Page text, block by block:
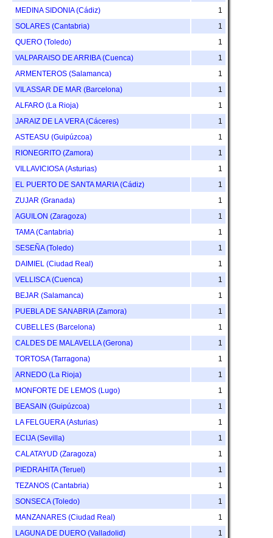
MEDINA SIDONIA (Cádiz)
1
SOLARES (Cantabria)
1
QUERO (Toledo)
1
VALPARAISO DE ARRIBA (Cuenca)
1
ARMENTEROS (Salamanca)
1
VILASSAR DE MAR (Barcelona)
1
ALFARO (La Rioja)
1
JARAIZ DE LA VERA (Cáceres)
1
ASTEASU (Guipúzcoa)
1
RIONEGRITO (Zamora)
1
VILLAVICIOSA (Asturias)
1
EL PUERTO DE SANTA MARIA (Cádiz)
1
ZUJAR (Granada)
1
AGUILON (Zaragoza)
1
TAMA (Cantabria)
1
SESEÑA (Toledo)
1
DAIMIEL (Ciudad Real)
1
VELLISCA (Cuenca)
1
BEJAR (Salamanca)
1
PUEBLA DE SANABRIA (Zamora)
1
CUBELLES (Barcelona)
1
CALDES DE MALAVELLA (Gerona)
1
TORTOSA (Tarragona)
1
ARNEDO (La Rioja)
1
MONFORTE DE LEMOS (Lugo)
1
BEASAIN (Guipúzcoa)
1
LA FELGUERA (Asturias)
1
ECIJA (Sevilla)
1
CALATAYUD (Zaragoza)
1
PIEDRAHITA (Teruel)
1
TEZANOS (Cantabria)
1
SONSECA (Toledo)
1
MANZANARES (Ciudad Real)
1
LAGUNA DE DUERO (Valladolid)
1